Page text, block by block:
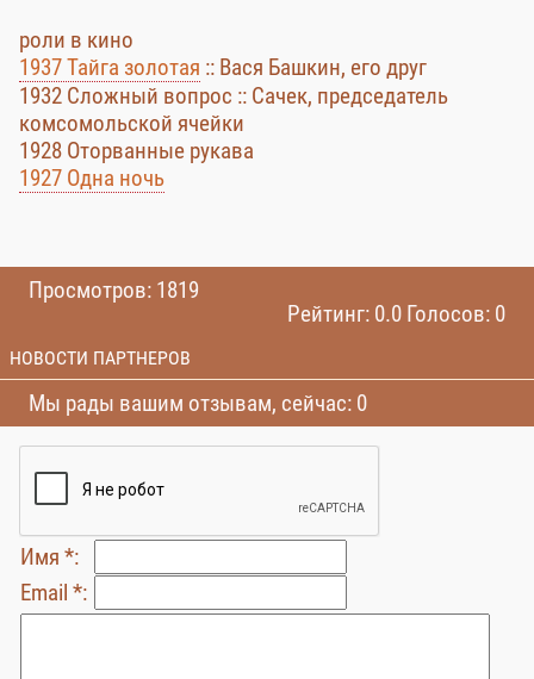
роли в кино
1937 Тайга золотая :: Вася Башкин, его друг
1932 Сложный вопрос :: Сачек, председатель
комсомольской ячейки
1928 Оторванные рукава
1927 Одна ночь
Просмотров: 1819
Рейтинг: 0.0 Голосов: 0
НОВОСТИ ПАРТНЕРОВ
Мы рады вашим отзывам, сейчас: 0
Имя *:
Email *: